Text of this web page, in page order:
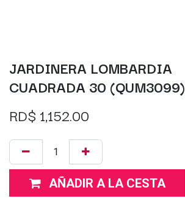
JARDINERA LOMBARDIA
CUADRADA 30 (QUM3099)
RD$ 1,152.00
AÑADIR A LA CESTA